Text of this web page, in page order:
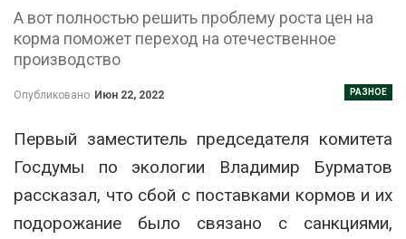
А вот полностью решить проблему роста цен на
корма поможет переход на отечественное
производство
РАЗНОЕ
Опубликовано Июн 22, 2022
Первый заместитель председателя комитета
Госдумы по экологии Владимир Бурматов
рассказал, что сбой с поставками кормов и их
подорожание было связано с санкциями,